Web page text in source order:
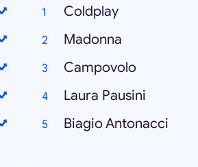
Coldplay
Madonna
Campovolo
Laura Pausini
Biagio Antonacci